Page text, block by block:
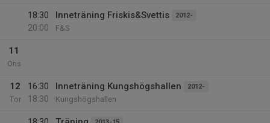
18:30
20:00
Inneträning Friskis&Svettis 2012-
F&S
11
Ons
12
Tor
16:30
18:30
Inneträning Kungshögshallen 2012-
Kungshögshallen